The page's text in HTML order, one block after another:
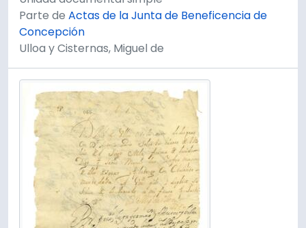
Parte de Actas de la Junta de Beneficencia de
Concepción
Ulloa y Cisternas, Miguel de